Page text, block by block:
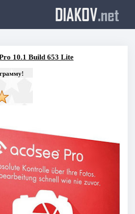
DIAKOV.net
10.1 Build 653 Lite